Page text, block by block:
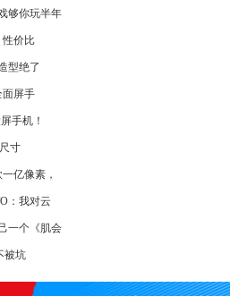
够你玩半年
性价比
型绝了
面屏手
手机！
寸
亿像素，
：我对云
一个《肌会
被坑